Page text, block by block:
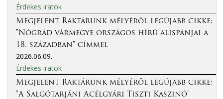
Érdekes iratok
Megjelent Raktárunk mélyéről legújabb cikke:
"Nógrád vármegye országos hírű alispánjai a
18. században" címmel
2026.06.09.
Érdekes iratok
Megjelent Raktárunk mélyéről legújabb cikke:
"A Salgótarjáni Acélgyári Tiszti Kaszinó"